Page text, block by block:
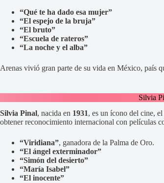
“Qué te ha dado esa mujer”
“El espejo de la bruja”
“El bruto”
“Escuela de rateros”
“La noche y el alba”
Arenas vivió gran parte de su vida en México, país
Silvia
Silvia Pinal, nacida en 1931, es un ícono del cine,
obtener reconocimiento internacional con películas
“Viridiana”, ganadora de la Palma de Oro.
“El ángel exterminador”
“Simón del desierto”
“María Isabel”
“El inocente”